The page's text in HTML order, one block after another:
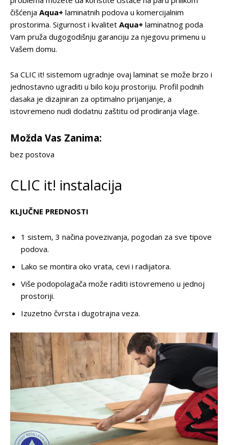
čišćenja Aqua+ laminatnih podova u komercijalnim
prostorima. Sigurnost i kvalitet Aqua+ laminatnog poda
Vam pruža dugogodišnju garanciju za njegovu primenu u
Vašem domu.
Sa CLIC it! sistemom ugradnje ovaj laminat se može brzo i
jednostavno ugraditi u bilo koju prostoriju. Profil podnih
dasaka je dizajniran za optimalno prijanjanje, a
istovremeno nudi dodatnu zaštitu od prodiranja vlage.
Možda Vas Zanima:
bez postova
CLIC it! instalacija
KLJUČNE PREDNOSTI
1 sistem, 3 načina povezivanja, pogodan za sve tipove
podova.
Lako se montira oko vrata, cevi i radijatora.
Više podopolagača može raditi istovremeno u jednoj
prostoriji.
Izuzetno čvrsta i dugotrajna veza.